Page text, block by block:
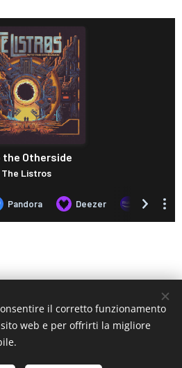
P.IVA 02838250351
il corretto funzionamento
web e per offrirti la migliore